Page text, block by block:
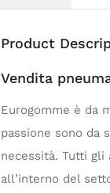
Product
Vendita
Eurogomme è da
passione sono da
necessità. Tutti
all’interno del